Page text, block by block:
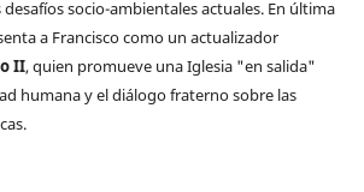
socio-ambientales actuales. En última
a Francisco como un actualizador
II, quien promueve una Iglesia "en salida"
humana y el diálogo fraterno sobre las